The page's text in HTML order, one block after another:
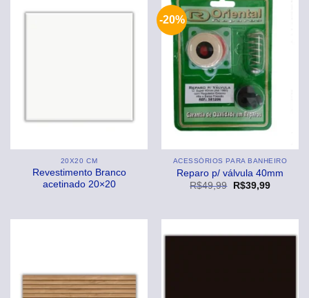
20X20 CM
Revestimento Branco
acetinado 20×20
-20%
ACESSÓRIOS PARA BANHEIRO
Reparo p/ válvula 40mm
R$49,99
O
R$49,99.
R$39,99O
R$39,99.